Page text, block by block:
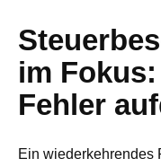
im
Fehler
Ein wiederkehrendes